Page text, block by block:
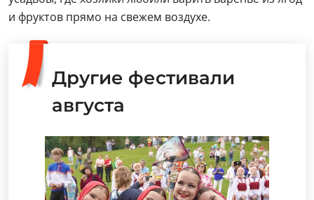
и фруктов прямо на свежем воздухе.
Другие фестивали
августа